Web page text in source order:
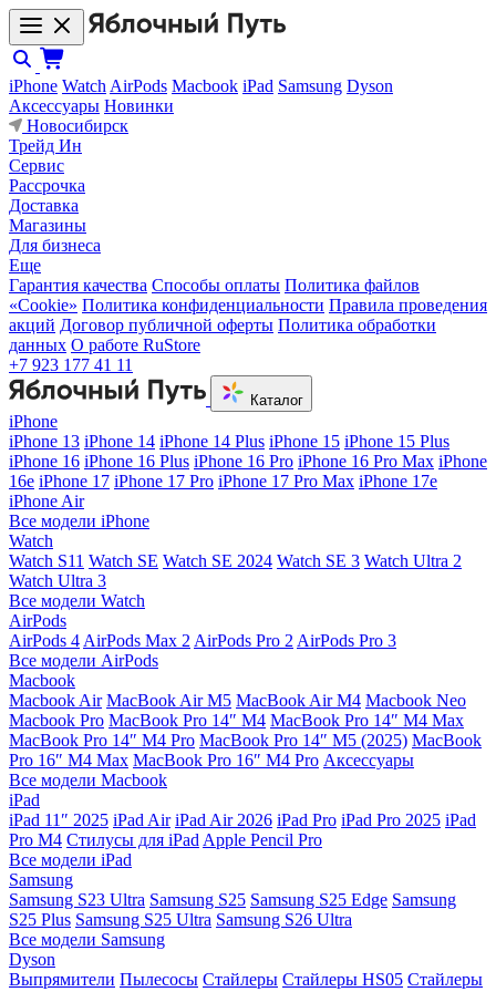
iPhone Watch AirPods Macbook iPad Samsung Dyson
Аксессуары Новинки
Новосибирск
Трейд Ин
Сервис
Рассрочка
Доставка
Магазины
Для бизнеса
Еще
Гарантия качества Способы оплаты Политика файлов
«Cookie» Политика конфиденциальности Правила проведения
акций Договор публичной оферты Политика обработки
данных О работе RuStore
+7 923 177 41 11
Каталог
iPhone
iPhone 13 iPhone 14 iPhone 14 Plus iPhone 15 iPhone 15 Plus
iPhone 16 iPhone 16 Plus iPhone 16 Pro iPhone 16 Pro Max iPhone
16e iPhone 17 iPhone 17 Pro iPhone 17 Pro Max iPhone 17e
iPhone Air
Все модели iPhone
Watch
Watch S11 Watch SE Watch SE 2024 Watch SE 3 Watch Ultra 2
Watch Ultra 3
Все модели Watch
AirPods
AirPods 4 AirPods Max 2 AirPods Pro 2 AirPods Pro 3
Все модели AirPods
Macbook
Macbook Air MacBook Air M5 MacBook Air М4 Macbook Neo
Macbook Pro MacBook Pro 14″ M4 MacBook Pro 14″ M4 Max
MacBook Pro 14″ M4 Pro MacBook Pro 14″ M5 (2025) MacBook
Pro 16″ M4 Max MacBook Pro 16″ M4 Pro Аксессуары
Все модели Macbook
iPad
iPad 11″ 2025 iPad Air iPad Air 2026 iPad Pro iPad Pro 2025 iPad
Pro M4 Стилусы для iPad Apple Pencil Pro
Все модели iPad
Samsung
Samsung S23 Ultra Samsung S25 Samsung S25 Edge Samsung
S25 Plus Samsung S25 Ultra Samsung S26 Ultra
Все модели Samsung
Dyson
Выпрямители Пылесосы Стайлеры Стайлеры HS05 Стайлеры